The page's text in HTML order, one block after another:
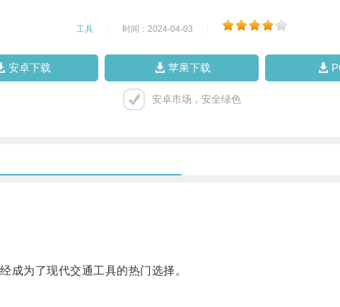
工具 时间：2024-04-03
安卓下载 苹果下载
安卓市场，安全绿色
为了现代交通工具的热门选择。